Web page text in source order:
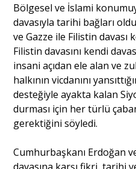
Bölgesel ve İslami
davasıyla tarihi bağları
ve Gazze ile Filistin davası
Filistin davasını kendi
insani açıdan ele alan ve
halkının vicdanını
desteğiyle ayakta kalan
durması için her türlü
gerektiğini söyledi.
Cumhurbaşkanı Erdoğan